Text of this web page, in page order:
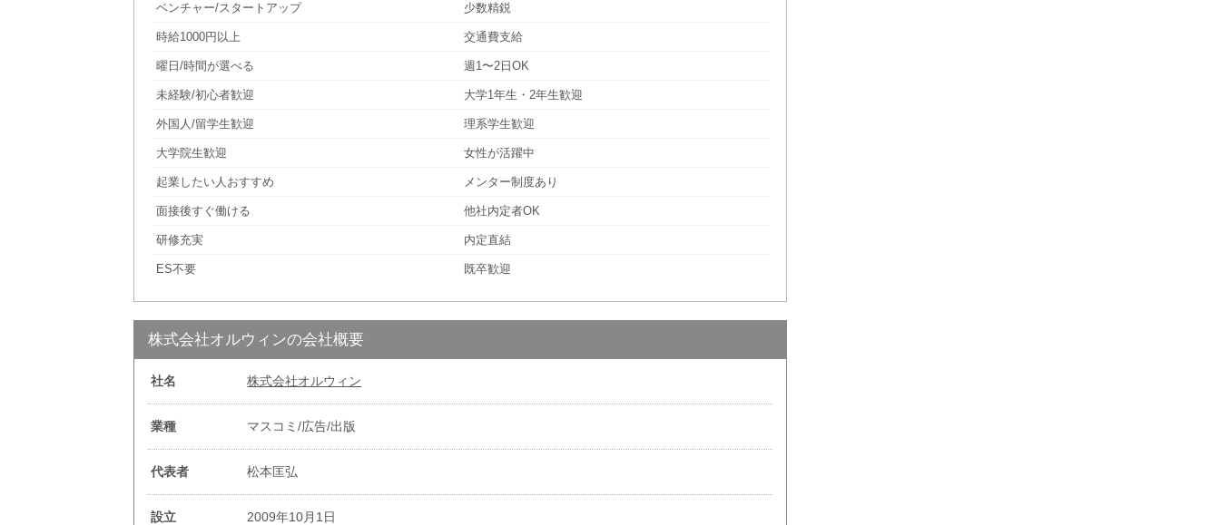
ベンチャー/スタートアップ 少数精鋭
時給1000円以上 交通費支給
曜日/時間が選べる 週1〜2日OK
未経験/初心者歓迎 大学1年生・2年生歓迎
外国人/留学生歓迎 理系学生歓迎
大学院生歓迎 女性が活躍中
起業したい人おすすめ メンター制度あり
面接後すぐ働ける 他社内定者OK
研修充実 内定直結
ES不要 既卒歓迎
株式会社オルウィンの会社概要
社名 株式会社オルウィン
業種 マスコミ/広告/出版
代表者 松本匡弘
設立 2009年10月1日